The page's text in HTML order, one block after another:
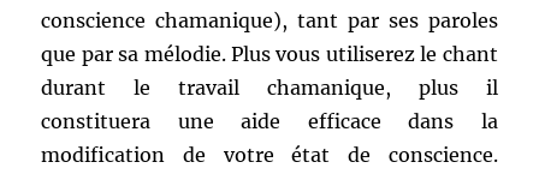
conscience chamanique), tant par ses paroles
que par sa mélodie. Plus vous utiliserez le chant
durant le travail chamanique, plus il
constituera une aide efficace dans la
modification de votre état de conscience.